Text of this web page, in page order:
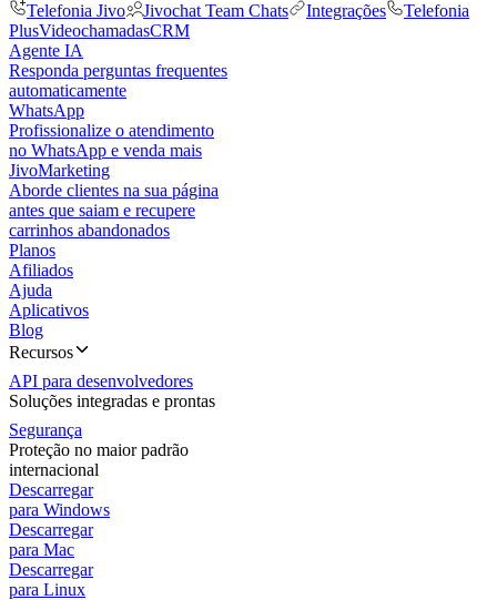
Telefonia Jivo
Jivochat Team Chats Integrações
Telefonia
PlusVideochamadasCRM
Agente IA
Responda perguntas frequentes
automaticamente
WhatsApp
Profissionalize o atendimento
no WhatsApp e venda mais
JivoMarketing
Aborde clientes na sua página
antes que saiam e recupere
carrinhos abandonados
Planos
Afiliados
Ajuda
Aplicativos
Blog
Recursos
API para desenvolvedores
Soluções integradas e prontas
Segurança
Proteção no maior padrão
internacional
Descarregar
para Windows
Descarregar
para Mac
Descarregar
para Linux